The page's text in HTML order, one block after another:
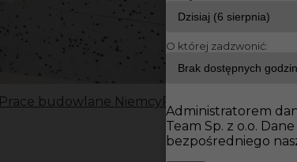
Prace budowlane Niemcy Prace budowlane
O której zadzwonić:
Administratorem
Team Sp. z o.o.
bezpośredniego